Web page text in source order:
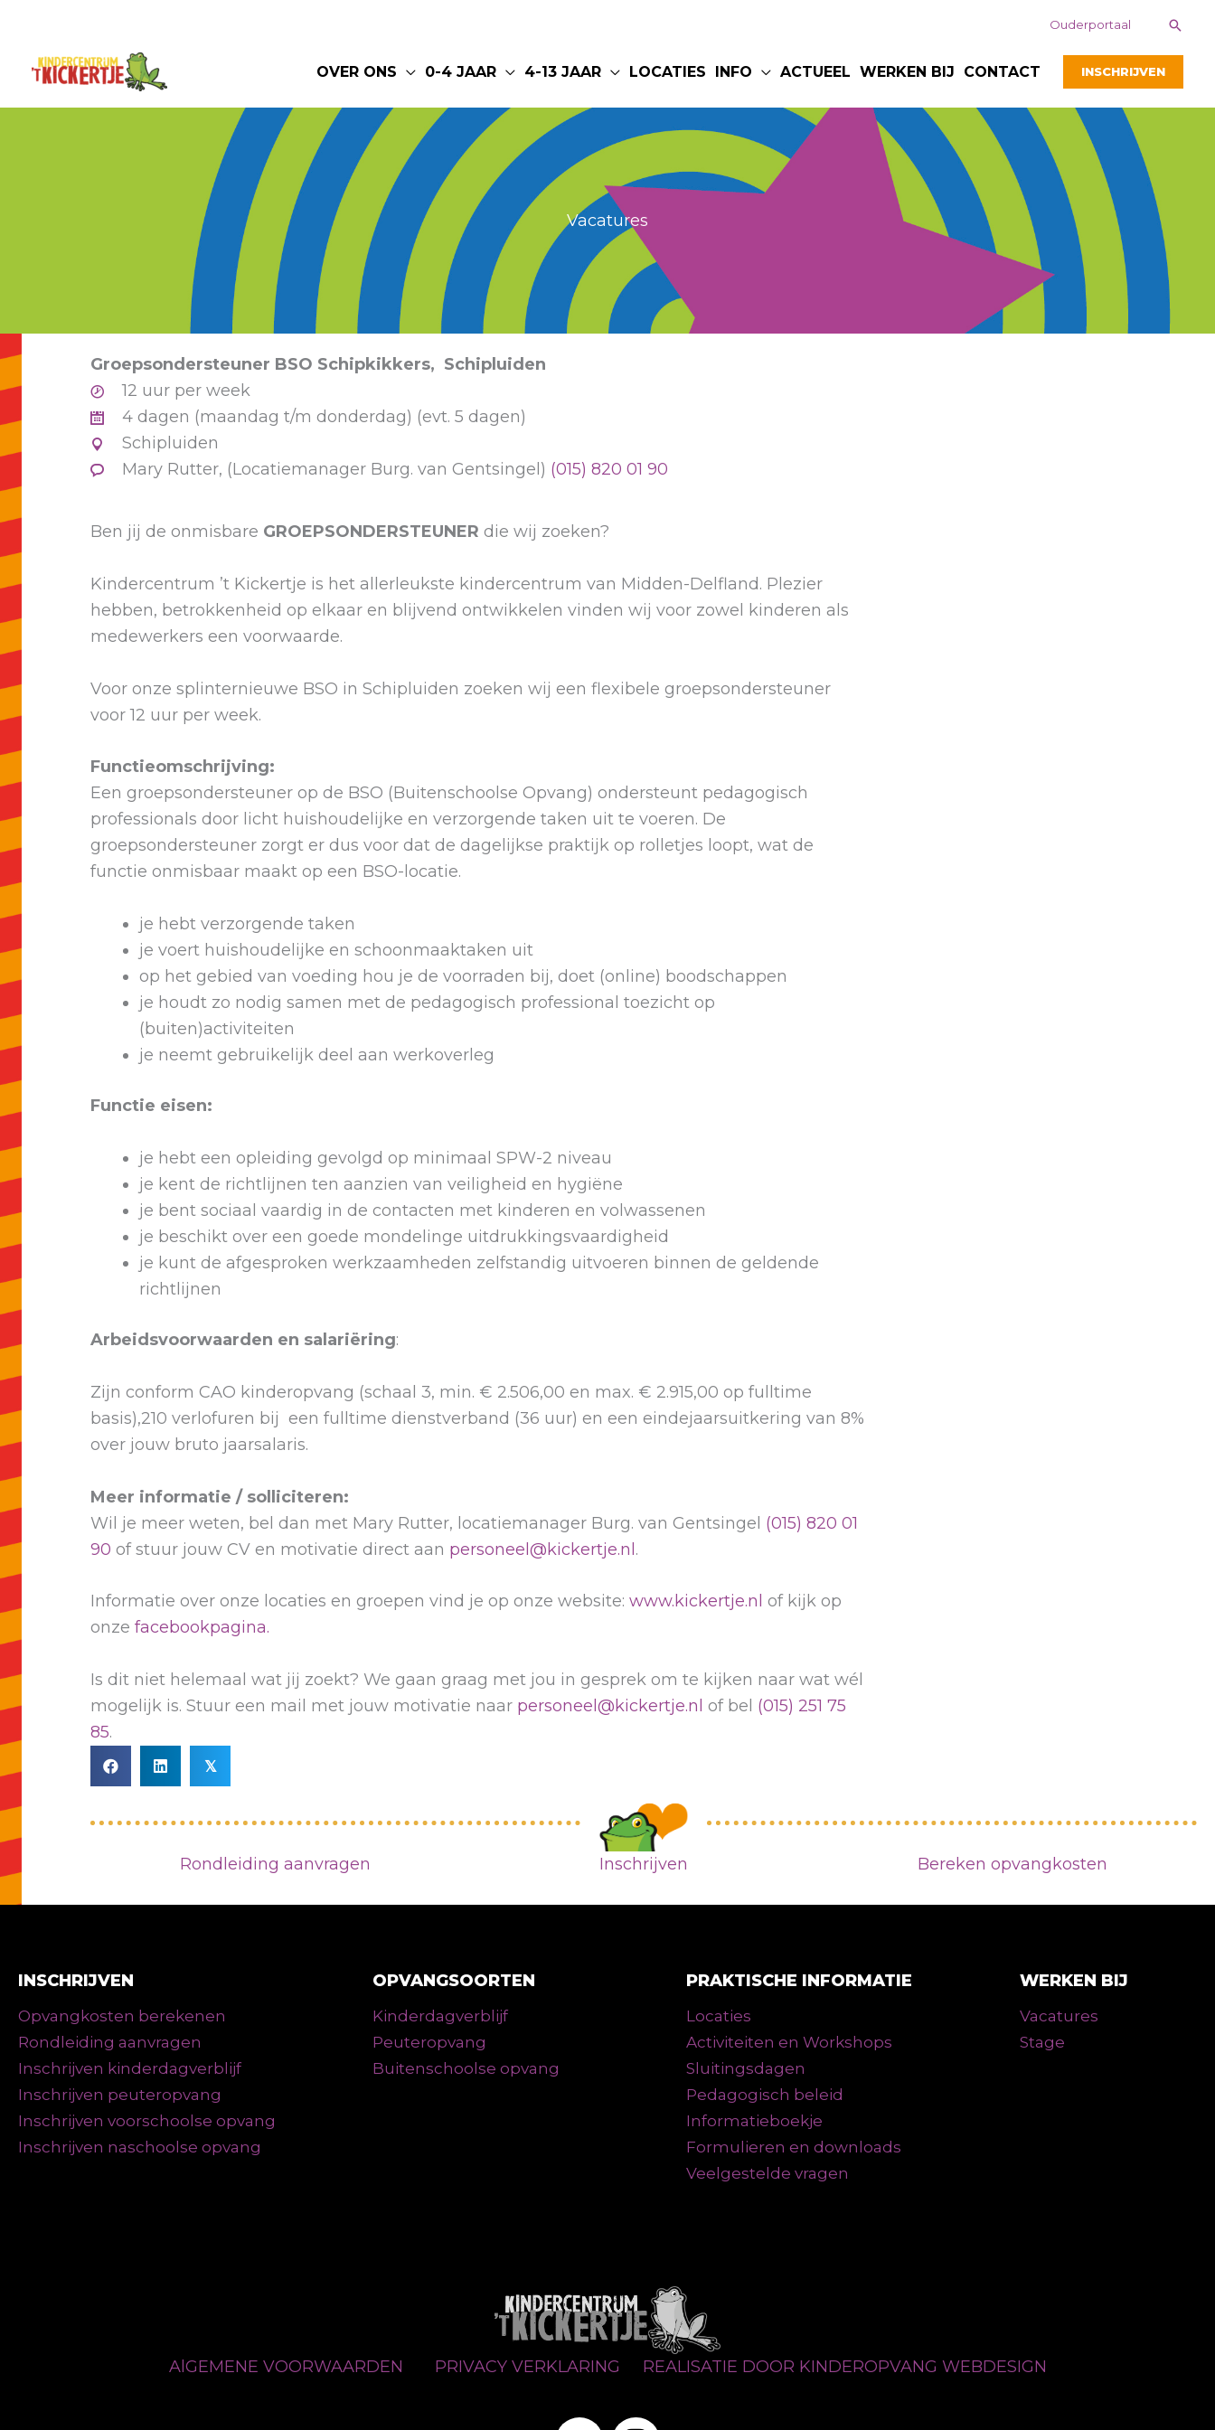
inhoud
Ouderportaal
OVER ONS 0-4 JAAR 4-13 JAAR LOCATIES INFO ACTUEEL WERKEN BIJ CONTACT INSCHRIJVEN
Vacatures
Groepsondersteuner BSO Schipkikkers, Schipluiden
12 uur per week
4 dagen (maandag t/m donderdag) (evt. 5 dagen)
Schipluiden
Mary Rutter, (Locatiemanager Burg. van Gentsingel) (015) 820 01 90
Ben jij de onmisbare GROEPSONDERSTEUNER die wij zoeken?
Kindercentrum ’t Kickertje is het allerleukste kindercentrum van Midden-Delfland. Plezier
hebben, betrokkenheid op elkaar en blijvend ontwikkelen vinden wij voor zowel kinderen als
medewerkers een voorwaarde.
Voor onze splinternieuwe BSO in Schipluiden zoeken wij een flexibele groepsondersteuner
voor 12 uur per week.
Functieomschrijving:
Een groepsondersteuner op de BSO (Buitenschoolse Opvang) ondersteunt pedagogisch
professionals door licht huishoudelijke en verzorgende taken uit te voeren. De
groepsondersteuner zorgt er dus voor dat de dagelijkse praktijk op rolletjes loopt, wat de
functie onmisbaar maakt op een BSO-locatie.
je hebt verzorgende taken
je voert huishoudelijke en schoonmaaktaken uit
op het gebied van voeding hou je de voorraden bij, doet (online) boodschappen
je houdt zo nodig samen met de pedagogisch professional toezicht op
(buiten)activiteiten
je neemt gebruikelijk deel aan werkoverleg
Functie eisen:
je hebt een opleiding gevolgd op minimaal SPW-2 niveau
je kent de richtlijnen ten aanzien van veiligheid en hygiëne
je bent sociaal vaardig in de contacten met kinderen en volwassenen
je beschikt over een goede mondelinge uitdrukkingsvaardigheid
je kunt de afgesproken werkzaamheden zelfstandig uitvoeren binnen de geldende
richtlijnen
Arbeidsvoorwaarden en salariëring:
Zijn conform CAO kinderopvang (schaal 3, min. € 2.506,00 en max. € 2.915,00 op fulltime
basis),210 verlofuren bij een fulltime dienstverband (36 uur) en een eindejaarsuitkering van 8%
over jouw bruto jaarsalaris.
Meer informatie / solliciteren:
Wil je meer weten, bel dan met Mary Rutter, locatiemanager Burg. van Gentsingel (015) 820 01
90 of stuur jouw CV en motivatie direct aan personeel@kickertje.nl.
Informatie over onze locaties en groepen vind je op onze website: www.kickertje.nl of kijk op
onze facebookpagina.
Is dit niet helemaal wat jij zoekt? We gaan graag met jou in gesprek om te kijken naar wat wél
mogelijk is. Stuur een mail met jouw motivatie naar personeel@kickertje.nl of bel (015) 251 75
85.
𝕏
Rondleiding aanvragen Inschrijven Bereken opvangkosten
INSCHRIJVEN
Opvangkosten berekenen
Rondleiding aanvragen
Inschrijven kinderdagverblijf
Inschrijven peuteropvang
Inschrijven voorschoolse opvang
Inschrijven naschoolse opvang
OPVANGSOORTEN
Kinderdagverblijf
Peuteropvang
Buitenschoolse opvang
PRAKTISCHE INFORMATIE
Locaties
Activiteiten en Workshops
Sluitingsdagen
Pedagogisch beleid
Informatieboekje
Formulieren en downloads
Veelgestelde vragen
WERKEN BIJ
Vacatures
Stage
AlGEMENE VOORWAARDEN PRIVACY VERKLARING REALISATIE DOOR KINDEROPVANG WEBDESIGN